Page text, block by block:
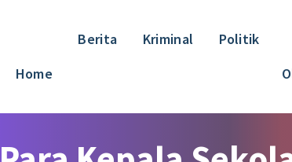
Home
Berita Kriminal
Politik